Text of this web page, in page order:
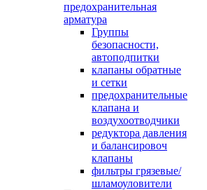
предохранительная
арматура
Группы
безопасности,
автоподпитки
клапаны обратные
и сетки
предохранительные
клапана и
воздухоотводчики
редуктора давления
и балансировоч
клапаны
фильтры грязевые/
шламоуловители